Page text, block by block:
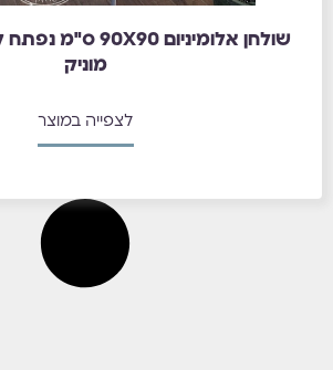
מוניק
לצפייה במוצר